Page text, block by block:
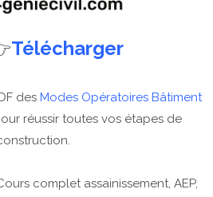
Télécharger
des Modes Opératoires Bâtiment
réussir toutes vos étapes de
complet assainissement, AEP,